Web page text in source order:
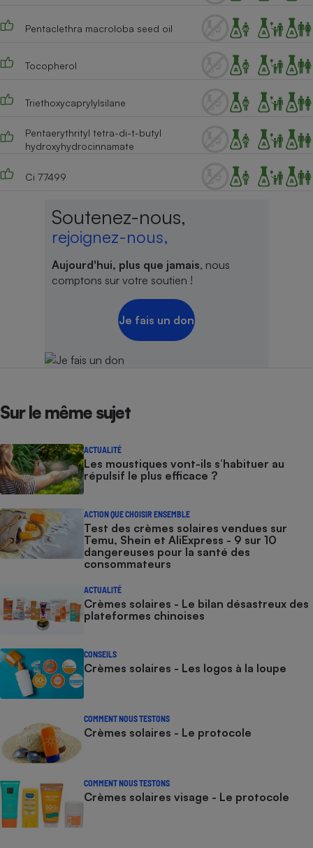
Pentaclethra macroloba seed oil
Tocopherol
Triethoxycaprylylsilane
Pentaerythrityl tetra-di-t-butyl
hydroxyhydrocinnamate
Ci 77499
Soutenez-nous,
rejoignez-nous,
Aujourd'hui, plus que jamais, nous
comptons sur votre soutien !
Je fais un don
Sur le même sujet
ACTUALITÉ
Les moustiques vont-ils s’habituer au
répulsif le plus efficace ?
ACTION QUE CHOISIR ENSEMBLE
Test des crèmes solaires vendues sur
Temu, Shein et AliExpress - 9 sur 10
dangereuses pour la santé des
consommateurs
ACTUALITÉ
Crèmes solaires - Le bilan désastreux des
plateformes chinoises
CONSEILS
Crèmes solaires - Les logos à la loupe
COMMENT NOUS TESTONS
Crèmes solaires - Le protocole
COMMENT NOUS TESTONS
Crèmes solaires visage - Le protocole